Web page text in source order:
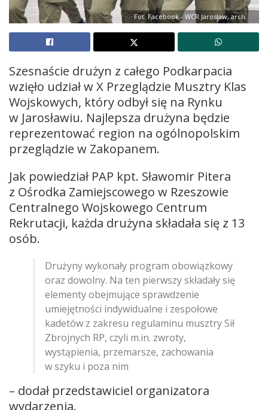
Fot. Facebook - WCR Jarosław, arch.
Szesnaście drużyn z całego Podkarpacia
wzięło udział w X Przeglądzie Musztry Klas
Wojskowych, który odbył się na Rynku
w Jarosławiu. Najlepsza drużyna będzie
reprezentować region na ogólnopolskim
przeglądzie w Zakopanem.
Jak powiedział PAP kpt. Sławomir Pitera
z Ośrodka Zamiejscowego w Rzeszowie
Centralnego Wojskowego Centrum
Rekrutacji, każda drużyna składała się z 13
osób.
Drużyny wykonały program obowiązkowy
oraz dowolny. Na ten pierwszy składały się
elementy obejmujące sprawdzenie
umiejętności indywidualne i zespołowe
kadetów z zakresu regulaminu musztry Sił
Zbrojnych RP, czyli m.in. zwroty,
wystąpienia, przemarsze, zachowania
w szyku i poza nim
– dodał przedstawiciel organizatora
wydarzenia.